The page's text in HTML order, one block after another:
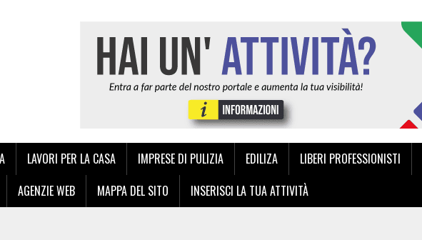
LAVORI PER LA CASA IMPRESE DI PULIZIA EDILIZA LIBERI PROFESSIONISTI
AGENZIE WEB MAPPA DEL SITO INSERISCI LA TUA ATTIVITÀ